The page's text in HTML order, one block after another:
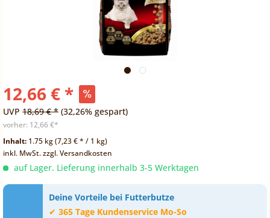
12,66 € *
UVP 18,69 € * (32,26% gespart)
vorher: 12,66 €*
Inhalt: 1.75 kg (7,23 € * / 1 kg)
inkl. MwSt.zzgl. Versandkosten
auf Lager. Lieferung innerhalb 3-5 Werktagen
Deine Vorteile bei Futterbutze
✔ 365 Tage Kundenservice Mo-So